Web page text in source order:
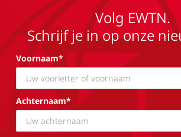
Volg EWTN.
Schrijf je in op onze
Voornaam*
Achternaam*